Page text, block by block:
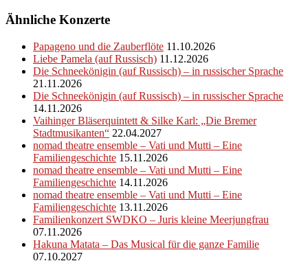
Ähnliche Konzerte
Papageno und die Zauberflöte 11.10.2026
Liebe Pamela (auf Russisch) 11.12.2026
Die Schneekönigin (auf Russisch) – in russischer Sprache
21.11.2026
Die Schneekönigin (auf Russisch) – in russischer Sprache
14.11.2026
Vaihinger Bläserquintett & Silke Karl: „Die Bremer
Stadtmusikanten“ 22.04.2027
nomad theatre ensemble – Vati und Mutti – Eine
Familiengeschichte 15.11.2026
nomad theatre ensemble – Vati und Mutti – Eine
Familiengeschichte 14.11.2026
nomad theatre ensemble – Vati und Mutti – Eine
Familiengeschichte 13.11.2026
Familienkonzert SWDKO – Juris kleine Meerjungfrau
07.11.2026
Hakuna Matata – Das Musical für die ganze Familie
07.10.2027